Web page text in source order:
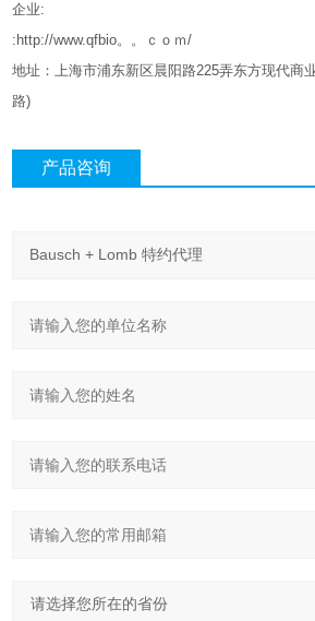
企业:
:http://www.qfbio。。ｃｏｍ/
地址：上海市浦东新区晨阳路225弄东方现代商
路)
产品咨询